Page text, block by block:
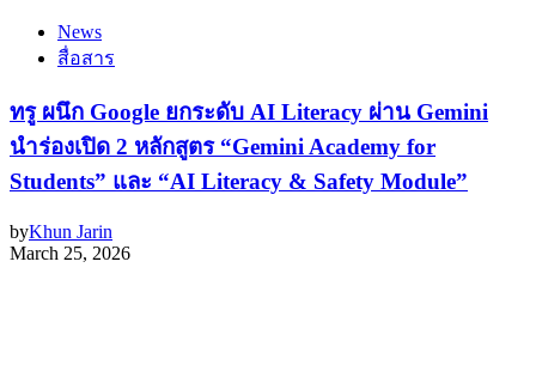
News
สื่อสาร
ทรู ผนึก Google ยกระดับ AI Literacy ผ่าน Gemini
นำร่องเปิด 2 หลักสูตร “Gemini Academy for
Students” และ “AI Literacy & Safety Module”
byKhun Jarin
March 25, 2026